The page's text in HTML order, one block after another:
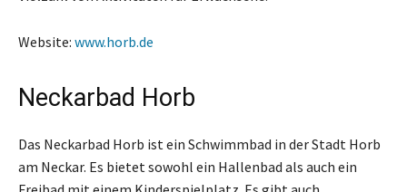
Website: www.horb.de
Neckarbad Horb
Das Neckarbad Horb ist ein Schwimmbad in der Stadt Horb
am Neckar. Es bietet sowohl ein Hallenbad als auch ein